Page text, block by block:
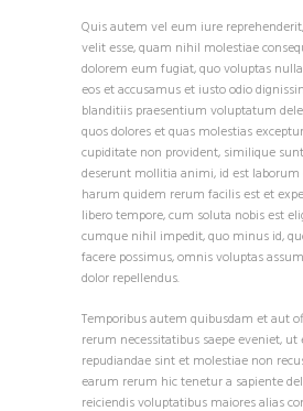
Quis autem vel eum iure
velit esse, quam nihil molestiae
dolorem eum fugiat, quo voluptas
eos et accusamus et iusto odio
blanditiis praesentium voluptatum
quos dolores et quas molestias
cupiditate non provident, similique
deserunt mollitia animi, id est
harum quidem rerum facilis est et
libero tempore, cum soluta nobis est
cumque nihil impedit, quo minus id,
facere possimus, omnis voluptas
dolor repellendus.
Temporibus autem quibusdam et aut
rerum necessitatibus saepe eveniet,
repudiandae sint et molestiae non
earum rerum hic tenetur a sapiente
reiciendis voluptatibus maiores alias